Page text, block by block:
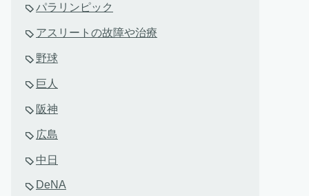
パラリンピック
アスリートの故障や治療
野球
巨人
阪神
広島
中日
DeNA